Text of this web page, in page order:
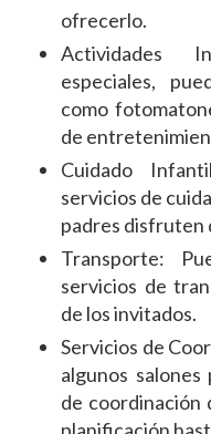
ofrecerlo.
Actividades
especiales,
como
de
Cuidado
servicios de
padres disfruten
Transporte:
servicios de
de los invitados.
Servicios de
algunos
de coordinación